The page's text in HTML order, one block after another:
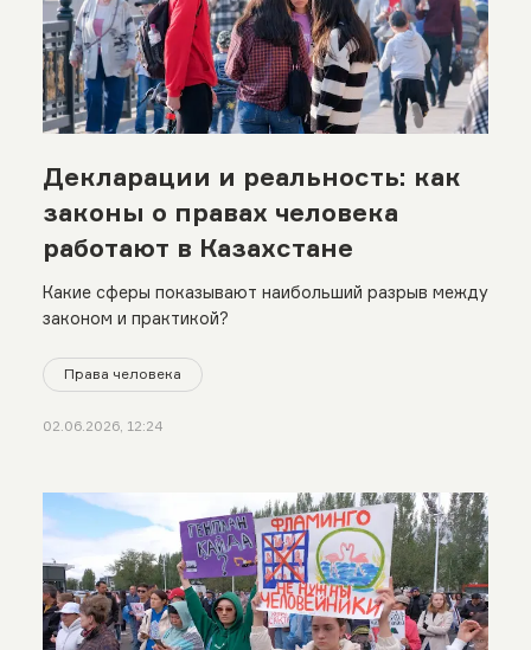
Декларации и реальность: как
законы о правах человека
работают в Казахстане
Какие сферы показывают наибольший разрыв между
законом и практикой?
Права человека
02.06.2026, 12:24